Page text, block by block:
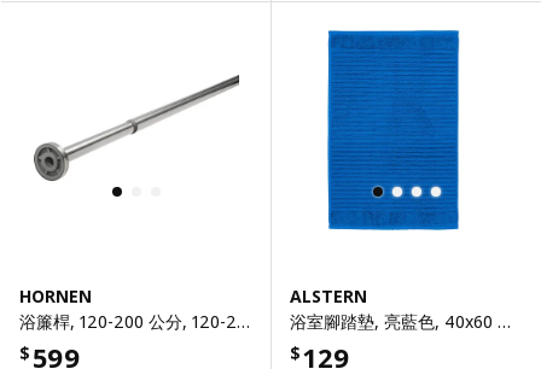
HORNEN
浴簾桿, 120-200 公分, 120-200 公分
$ 599
ALSTERN
浴室腳踏墊, 亮藍色, 40x60 公分
$129